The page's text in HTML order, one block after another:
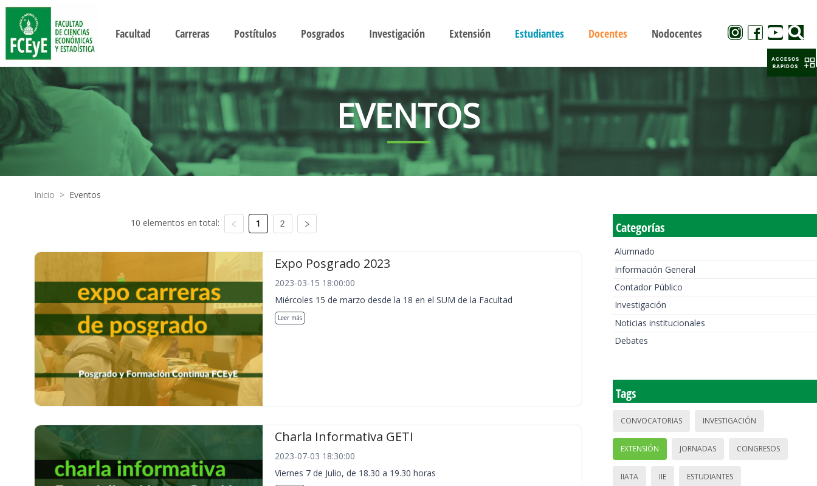
Facultad Carreras Postítulos Posgrados Investigación Extensión Estudiantes Docentes Nodocentes
EVENTOS
Inicio > Eventos
10 elementos en total: 1 2
Expo Posgrado 2023
2023-03-15 18:00:00
Miércoles 15 de marzo desde la 18 en el SUM de la Facultad
Leer más
Charla Informativa GETI
2023-07-03 18:30:00
Viernes 7 de Julio, de 18.30 a 19.30 horas
Categorías
Alumnado
Información General
Contador Público
Investigación
Noticias institucionales
Debates
Tags
CONVOCATORIAS INVESTIGACIÓN
EXTENSIÓN JORNADAS CONGRESOS
IIATA IIE ESTUDIANTES
ACCESOS
RAPIDOS